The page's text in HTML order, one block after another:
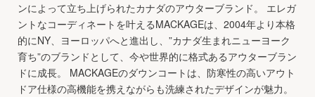
ンによって立ち上げられたカナダのアウターブランド。 エレガ
ントなコーディネートを叶えるMACKAGEは、2004年より本格
的にNY、ヨーロッパへと進出し、”カナダ生まれニューヨーク
育ち”のブランドとして、今や世界的に格式あるアウターブラン
ドに成長。 MACKAGEのダウンコートは、防寒性の高いアウト
ドア仕様の高機能を携えながらも洗練されたデザインが魅力。